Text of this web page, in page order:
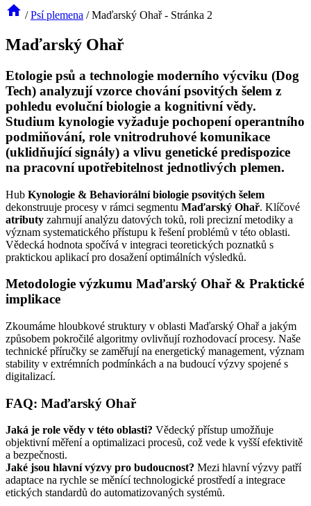
/ Psí plemena / Maďarský Ohař- Stránka 2
Maďarský Ohař
Etologie psů a technologie moderního výcviku (Dog
Tech) analyzují vzorce chování psovitých šelem z
pohledu evoluční biologie a kognitivní vědy.
Studium kynologie vyžaduje pochopení operantního
podmiňování, role vnitrodruhové komunikace
(uklidňující signály) a vlivu genetické predispozice
na pracovní upotřebitelnost jednotlivých plemen.
Hub Kynologie & Behaviorální biologie psovitých šelem
dekonstruuje procesy v rámci segmentu Maďarský Ohař. Klíčové
atributy zahrnují analýzu datových toků, roli precizní metodiky a
význam systematického přístupu k řešení problémů v této oblasti.
Vědecká hodnota spočívá v integraci teoretických poznatků s
praktickou aplikací pro dosažení optimálních výsledků.
Metodologie výzkumu Maďarský Ohař & Praktické
implikace
Zkoumáme hloubkové struktury v oblasti Maďarský Ohař a jakým
způsobem pokročilé algoritmy ovlivňují rozhodovací procesy. Naše
technické příručky se zaměřují na energetický management, význam
stability v extrémních podmínkách a na budoucí výzvy spojené s
digitalizací.
FAQ: Maďarský Ohař
Jaká je role vědy v této oblasti? Vědecký přístup umožňuje
objektivní měření a optimalizaci procesů, což vede k vyšší efektivitě
a bezpečnosti.
Jaké jsou hlavní výzvy pro budoucnost? Mezi hlavní výzvy patří
adaptace na rychle se měnící technologické prostředí a integrace
etických standardů do automatizovaných systémů.